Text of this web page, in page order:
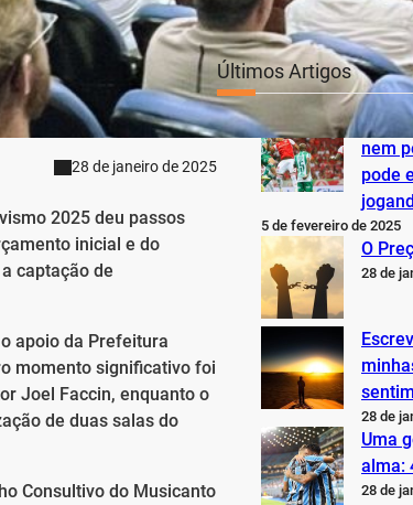
28 de janeiro de 2025
2025 deu passos
inicial e do
captação de
apoio da Prefeitura
momento significativo foi
Joel Faccin, enquanto o
de duas salas do
Consultivo do Musicanto
Últimos Artigos
O
nem
pode
5 de fevereiro de 2025
O
28 de
28 de
Uma
alma:
28 de